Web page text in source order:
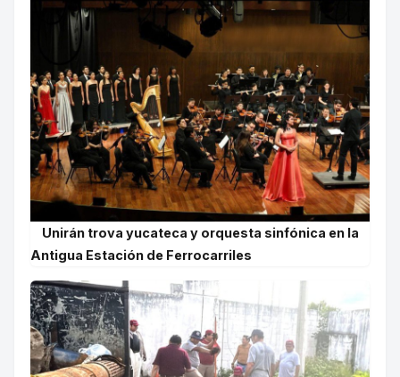
Unirán trova yucateca y orquesta sinfónica en la
Antigua Estación de Ferrocarriles